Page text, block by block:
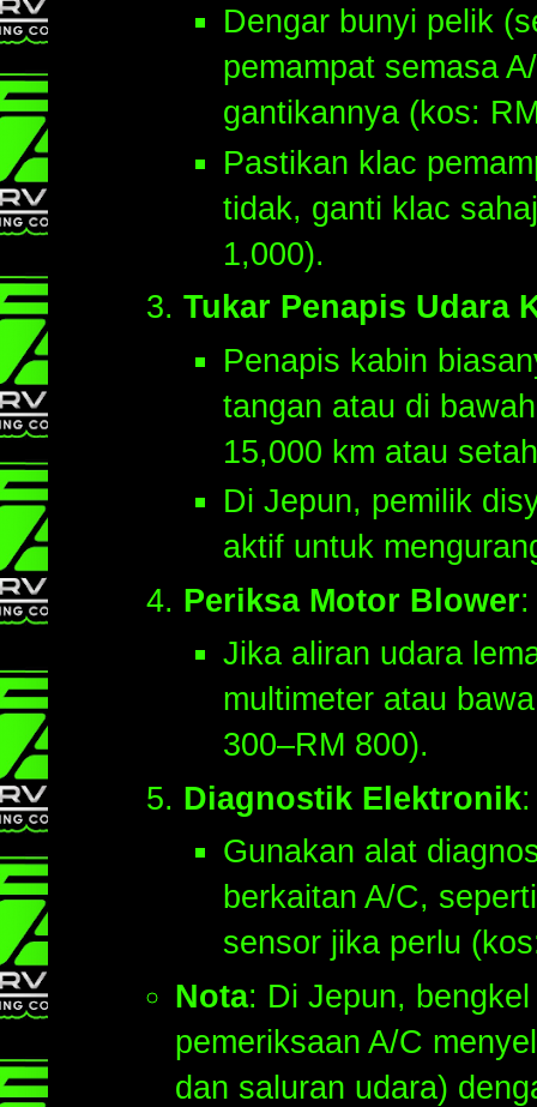
Dengar bunyi pelik
pemampat semasa
gantikannya (kos:
Pastikan klac
tidak, ganti klac
1,000).
Tukar Penapis Udara
Penapis kabin
tangan atau di
15,000 km atau
Di Jepun, pemilik
aktif untuk
Periksa Motor Blower:
Jika aliran udara
multimeter atau
300–RM 800).
Diagnostik Elektronik:
Gunakan alat
berkaitan A/C,
sensor jika perlu
Nota: Di Jepun,
pemeriksaan A/C
dan saluran udara)